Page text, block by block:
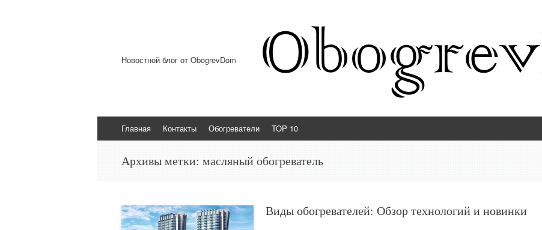
Новостной блог от ObogrevDom
Перейти к содержимому
Главная Контакты Обогреватели TOP 10
Архивы метки: масляный обогреватель
Виды обогревателей: Обзор технологий и новинки